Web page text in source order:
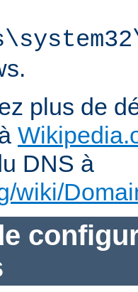
plus de
DNS à
wiki/